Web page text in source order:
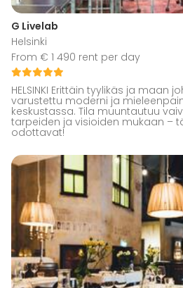
G Livelab
Helsinki
From € 1 490 rent per day
HELSINKI Erittäin tyylikäs ja maan
varustettu moderni ja
keskustassa. Tila muuntautuu
tarpeiden ja visioiden mukaan –
odottavat!